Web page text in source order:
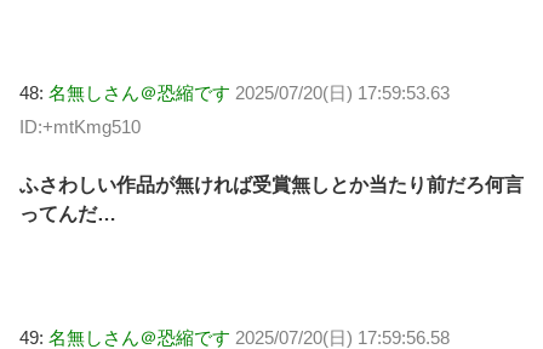
48: 名無しさん＠恐縮です 2025/07/20(日) 17:59:53.63
ID:+mtKmg510
ふさわしい作品が無ければ受賞無しとか当たり前だろ何言
ってんだ…
49: 名無しさん＠恐縮です 2025/07/20(日) 17:59:56.58